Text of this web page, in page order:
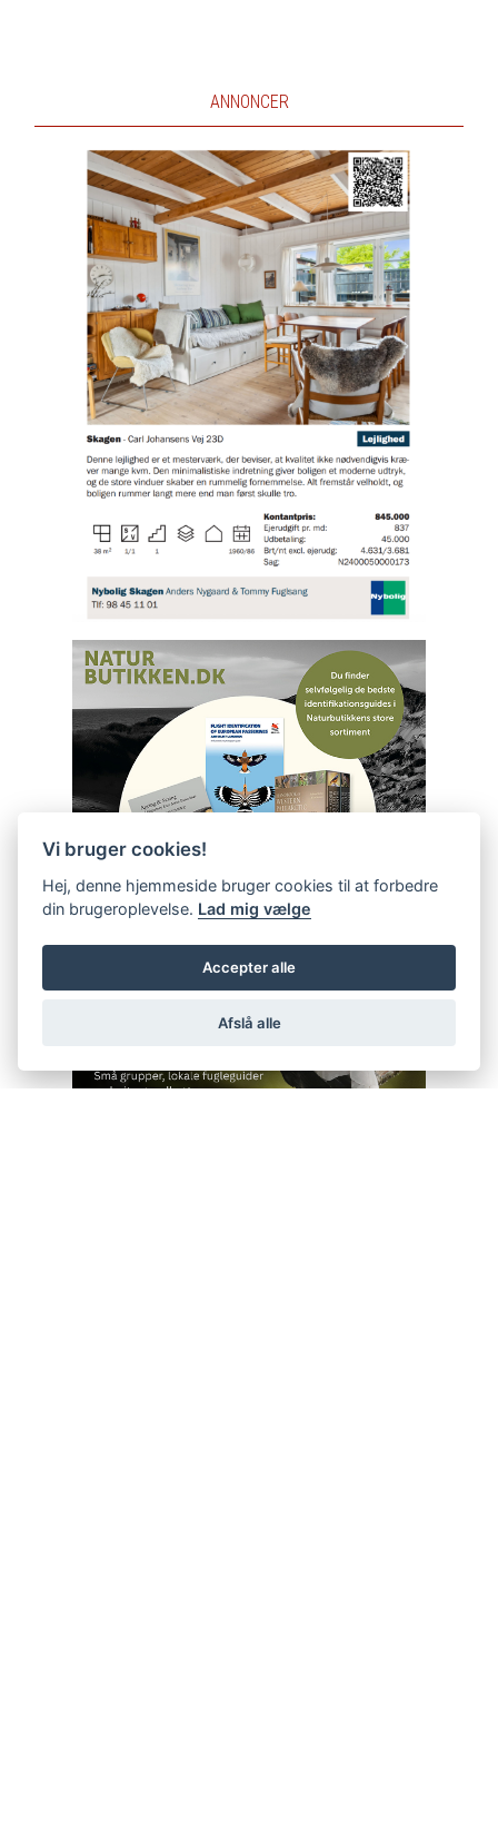
ANNONCER
Vi bruger cookies!
Hej, denne hjemmeside bruger cookies til at forbedre
din brugeroplevelse. Lad mig vælge
Accepter alle
Afslå alle